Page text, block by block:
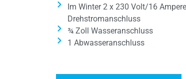
Im Winter 2 x 230 Volt/16
Drehstromanschluss
¾ Zoll Wasseranschluss
1 Abwasseranschluss